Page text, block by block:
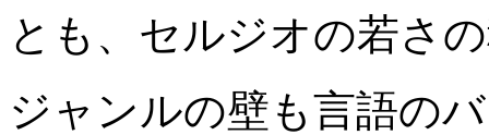
とも、セルジオの若さ
ジャンルの壁も言語の